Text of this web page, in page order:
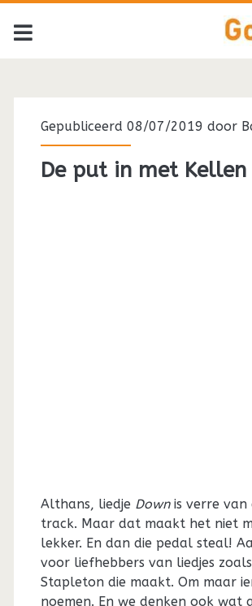
Gepubliceerd 08/07/2019 door
De put in met Kellen
Althans, liedje Downis verre van
track. Maar dat maakt het niet
lekker. En dan die pedal steal!
voor liefhebbers van liedjes zoals
Stapleton die maakt. Om maar
noemen. En we denken ook wat